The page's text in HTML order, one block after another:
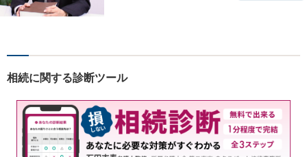
い相手方でもスムーズに解決
相続に関する診断ツール